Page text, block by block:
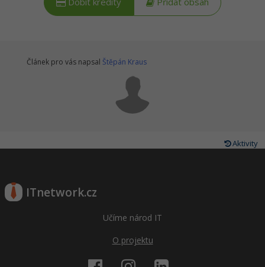
Dobít kredity Přidat obsah
Článek pro vás napsal Štěpán Kraus
Aktivity
ITnetwork.cz
Učíme národ IT
O projektu